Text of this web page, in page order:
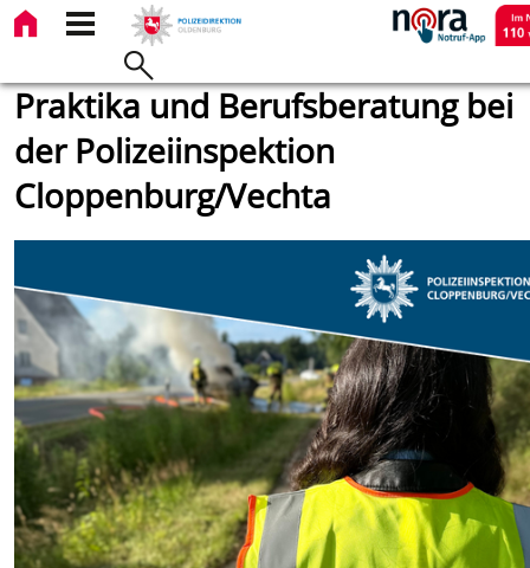
Praktika und Berufsberatung bei
der Polizeiinspektion
Cloppenburg/Vechta